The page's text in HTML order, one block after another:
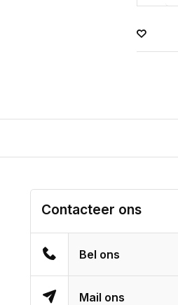
Contacteer ons
Bel ons
Mail ons